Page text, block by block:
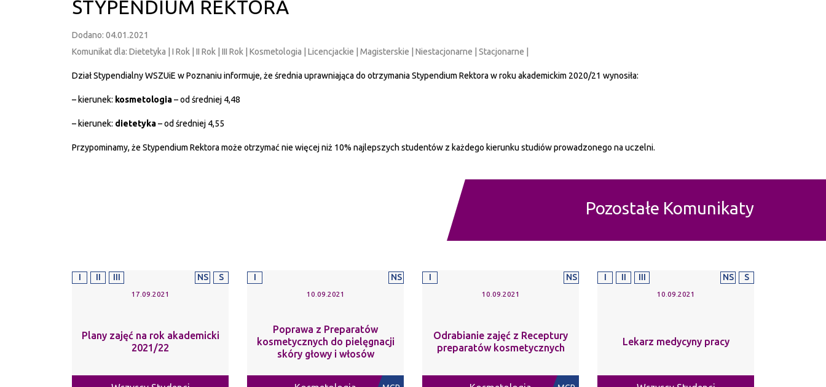
STYPENDIUM REKTORA
Dodano: 04.01.2021
Komunikat dla: Dietetyka | I Rok | II Rok | III Rok | Kosmetologia | Licencjackie | Magisterskie | Niestacjonarne | Stacjonarne |
Dział Stypendialny WSZUiE w Poznaniu informuje, że średnia uprawniająca do otrzymania Stypendium Rektora w roku akademickim 2020/21 wynosiła:
– kierunek: kosmetologia– od średniej 4,48
– kierunek: dietetyka– od średniej 4,55
Przypominamy, że Stypendium Rektora może otrzymać nie więcej niż 10% najlepszych studentów z każdego kierunku studiów prowadzonego na uczelni.
Pozostałe Komunikaty
I II III NS S
17.09.2021
Plany zajęć na rok akademicki
2021/22
I NS
10.09.2021
Poprawa z Preparatów
kosmetycznych do pielęgnacji
skóry głowy i włosów
I NS
10.09.2021
Odrabianie zajęć z Receptury
preparatów kosmetycznych
I II III NS S
10.09.2021
Lekarz medycyny pracy